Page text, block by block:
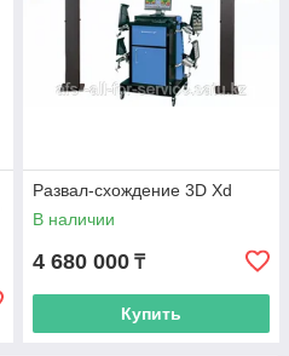
Развал-схождение 3D Xd
В наличии
4 680 000 ₸
Купить